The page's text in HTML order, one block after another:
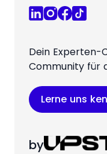
Dein Experten-
Community für
Lerne uns
by